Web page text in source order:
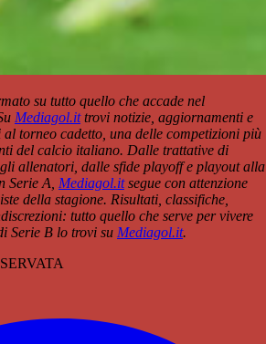
su tutto quello che accade nel
Mediagol.ittrovi notizie, aggiornamenti e
torneo cadetto, una delle competizioni più
del calcio italiano. Dalle trattative di
allenatori, dalle sfide playoff e playout alla
Serie A, Mediagol.itsegue con attenzione
della stagione. Risultati, classifiche,
tutto quello che serve per vivere
Serie B lo trovi su Mediagol.it.